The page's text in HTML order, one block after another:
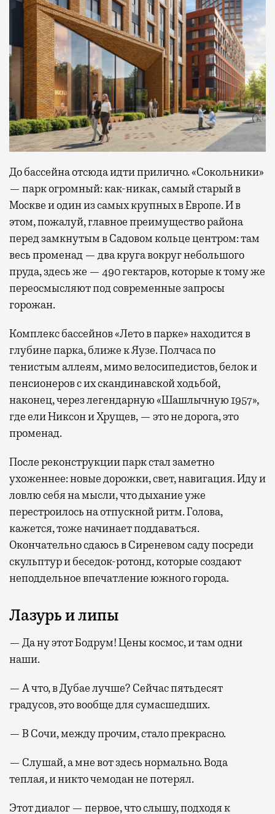
До бассейна отсюда идти прилично. «Сокольники»
— парк огромный: как-никак, самый старый в
Москве и один из самых крупных в Европе. И в
этом, пожалуй, главное преимущество района
перед замкнутым в Садовом кольце центром: там
весь променад — два круга вокруг небольшого
пруда, здесь же — 490 гектаров, которые к тому же
переосмысляют под современные запросы
горожан.
Комплекс бассейнов «Лето в парке» находится в
глубине парка, ближе к Яузе. Полчаса по
тенистым аллеям, мимо велосипедистов, белок и
пенсионеров с их скандинавской ходьбой,
наконец, через легендарную «Шашлычную 1957»,
где ели Никсон и Хрущев, — это не дорога, это
променад.
После реконструкции парк стал заметно
ухоженнее: новые дорожки, свет, навигация. Иду и
ловлю себя на мысли, что дыхание уже
перестроилось на отпускной ритм. Голова,
кажется, тоже начинает поддаваться.
Окончательно сдаюсь в Сиреневом саду посреди
скульптур и беседок-ротонд, которые создают
неподдельное впечатление южного города.
Лазурь и липы
— Да ну этот Бодрум! Цены космос, и там одни
наши.
— А что, в Дубае лучше? Сейчас пятьдесят
градусов, это вообще для сумасшедших.
— В Сочи, между прочим, стало прекрасно.
— Слушай, а мне вот здесь нормально. Вода
теплая, и никто чемодан не потерял.
Этот диалог — первое, что слышу, подходя к